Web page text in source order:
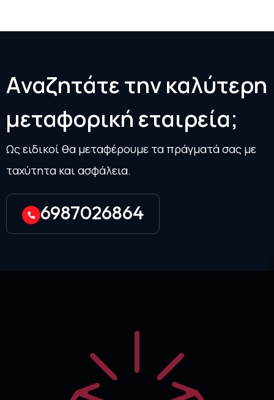
Αναζητάτετηνκαλύτερη
μεταφορική εταιρεία;
Ως ειδικοί θα μεταφέρουμε τα πράγματά σας με
ταχύτητα και ασφάλεια.
6987026864